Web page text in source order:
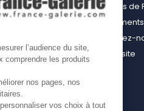
l’audience du site,
comprendre les produits
nos pages, nos
vos choix à tout
bois ou un
attelage
coffre de toit
À propos de
Contactez-
Plan du site